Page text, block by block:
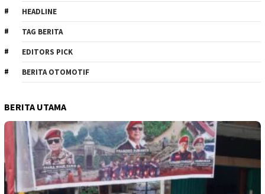
HEADLINE
TAG BERITA
EDITORS PICK
BERITA OTOMOTIF
BERITA UTAMA